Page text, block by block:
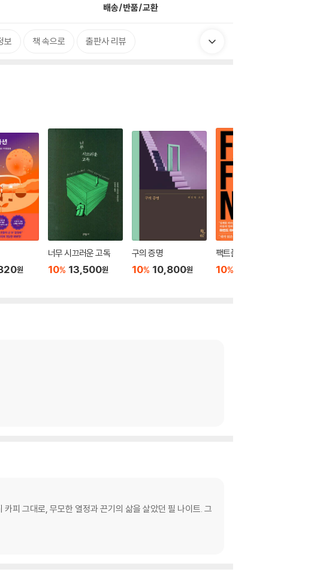
배송/반품/교환
보 책 속으로 출판사 리뷰
원
너무 시끄러운 고독
10% 13,500원
구의 증명
10% 10,800원
팩트풀니스
10%
피 그대로, 무모한 열정과 끈기의 삶을 살았던 필 나이트. 그